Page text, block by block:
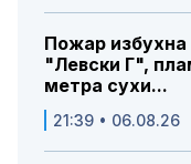
Пожар избухна
"Левски Г",
метра сухи...
21:39 • 06.08.26